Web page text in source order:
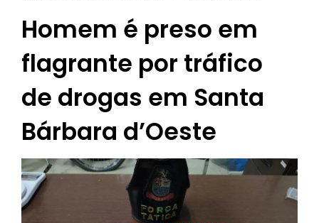
Homem é preso em
flagrante por tráfico
de drogas em Santa
Bárbara d’Oeste